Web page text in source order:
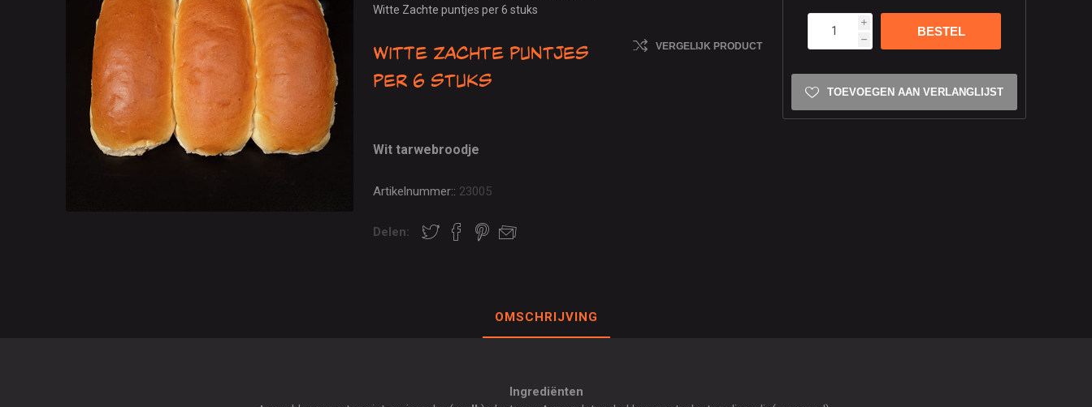
Witte Zachte puntjes per 6 stuks
Witte Zachte puntjes
per 6 stuks
VERGELIJK PRODUCT
Wit tarwebroodje
Artikelnummer:: 23005
Delen:
i
h
TOEVOEGEN AAN VERLANGLIJST
OMSCHRIJVING
Ingrediënten